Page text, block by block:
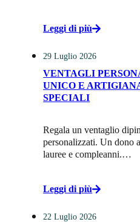
Leggi di più
29 Luglio 2026
VENTAGLI
UNICO E
SPECIALI
Regala un ventaglio
personalizzati. Un dono
lauree e compleanni.…
Leggi di più
22 Luglio 2026